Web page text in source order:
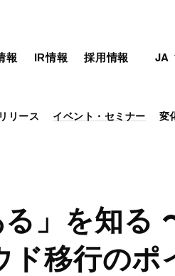
報 IR情報 採用情報 JA
リース イベント・セミナー 変
」を知る
ド移行のポ